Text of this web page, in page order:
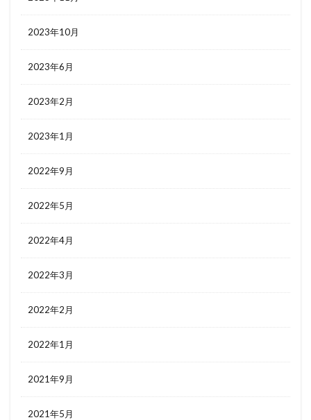
2023年10月
2023年6月
2023年2月
2023年1月
2022年9月
2022年5月
2022年4月
2022年3月
2022年2月
2022年1月
2021年9月
2021年5月